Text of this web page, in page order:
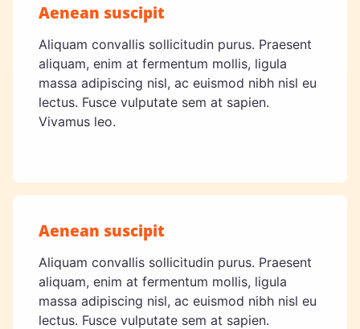
Aenean suscipit
Aliquam convallis sollicitudin purus. Praesent
aliquam, enim at fermentum mollis, ligula
massa adipiscing nisl, ac euismod nibh nisl eu
lectus. Fusce vulputate sem at sapien.
Vivamus leo.
Aenean suscipit
Aliquam convallis sollicitudin purus. Praesent
aliquam, enim at fermentum mollis, ligula
massa adipiscing nisl, ac euismod nibh nisl eu
lectus. Fusce vulputate sem at sapien.